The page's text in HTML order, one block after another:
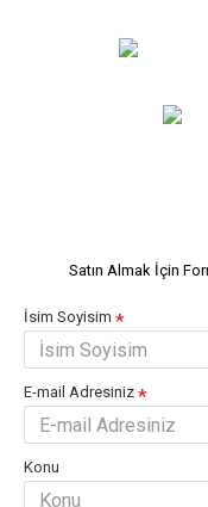
Satın Almak İçin
İsim Soyisim
E-mail Adresiniz
Konu